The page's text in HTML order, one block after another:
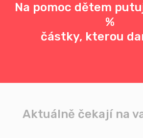
Na pomoc dětem
%
částky, kterou
Aktuálně čekají na